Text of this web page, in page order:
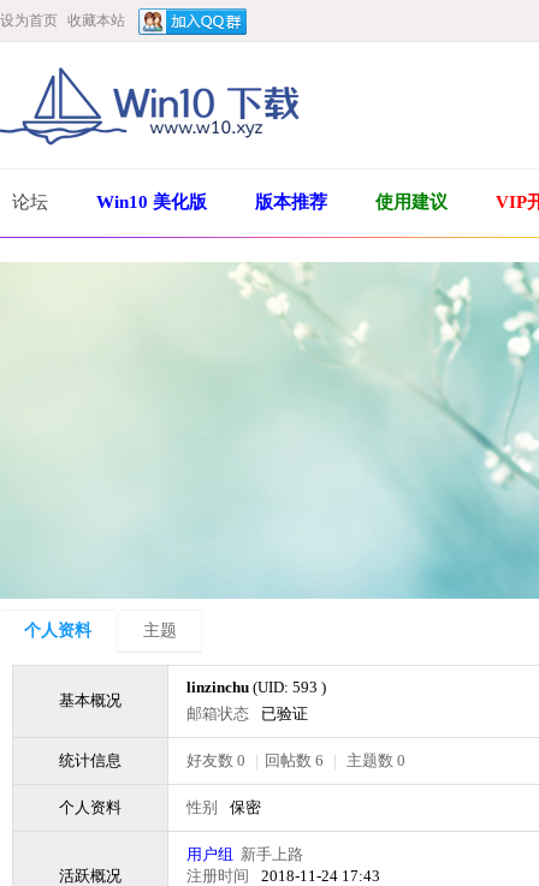
设为首页 收藏本站
论坛 Win10 美化版 版本推荐 使用建议 VIP
个人资料 主题
基本概况
linzinchu (UID: 593 )
邮箱状态
已验证
统计信息 好友数 0 | 回帖数 6 | 主题数 0
个人资料 性别 保密
活跃概况
用户组 新手上路
注册时间
2018-11-24 17:43